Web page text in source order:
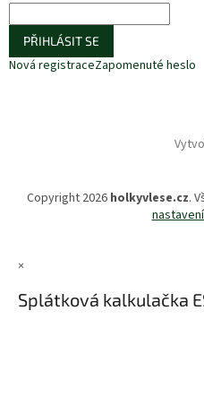
PŘIHLÁSIT SE
Nová registraceZapomenuté heslo
Copyright 2026 holkyvlese.cz.
×
Splátková kalkulačka